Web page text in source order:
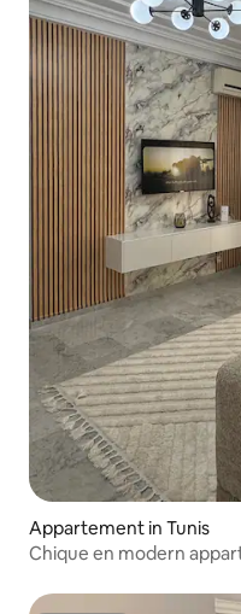
Appartement in Tunis
Chique en modern